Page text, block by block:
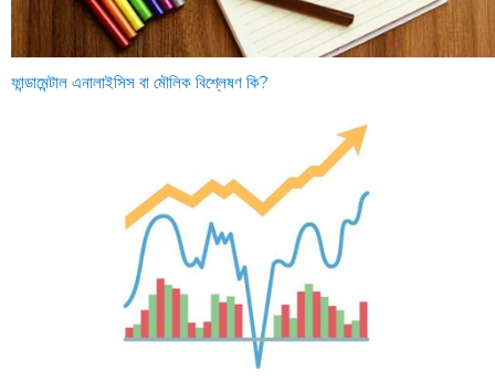
ফান্ডামেন্টাল এনালাইসিস বা মৌলিক বিশ্লেষণ কি?